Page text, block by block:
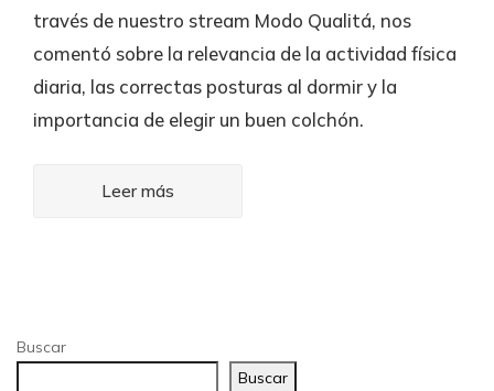
través de nuestro stream Modo Qualitá, nos
comentó sobre la relevancia de la actividad física
diaria, las correctas posturas al dormir y la
importancia de elegir un buen colchón.
Leer más
Buscar
Buscar